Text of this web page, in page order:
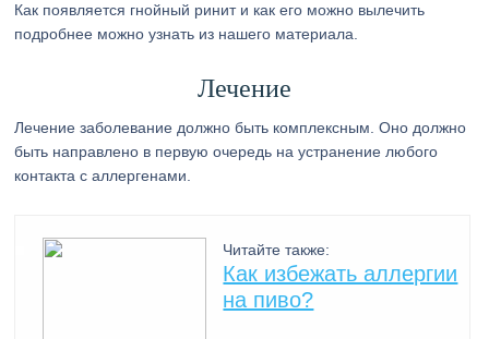
Как появляется гнойный ринит и как его можно вылечить
подробнее можно узнать из нашего материала.
Лечение
Лечение заболевание должно быть комплексным. Оно должно
быть направлено в первую очередь на устранение любого
контакта с аллергенами.
Читайте также:
Как избежать аллергии
на пиво?